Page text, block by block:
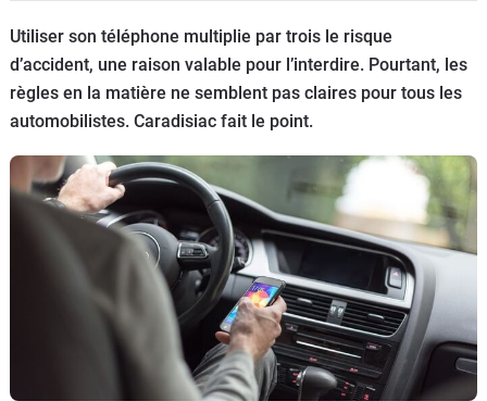
Utilitaires
Flottes
Auto
Services
Forum
Utiliser son téléphone multiplie par trois le risque
d’accident, une raison valable pour l’interdire. Pourtant, les
règles en la matière ne semblent pas claires pour tous les
automobilistes. Caradisiac fait le point.